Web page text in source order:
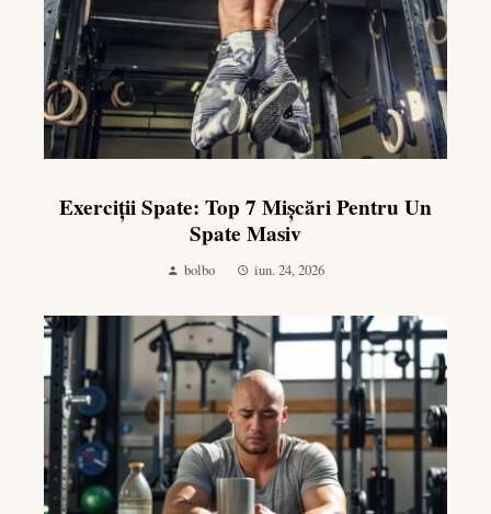
Exerciții Spate: Top 7 Mișcări Pentru Un
Spate Masiv
bolbo iun. 24, 2026